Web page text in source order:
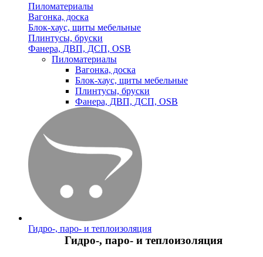
Пиломатериалы
Вагонка, доска
Блок-хаус, щиты мебельные
Плинтусы, бруски
Фанера, ДВП, ДСП, OSB
Пиломатериалы
Вагонка, доска
Блок-хаус, щиты мебельные
Плинтусы, бруски
Фанера, ДВП, ДСП, OSB
Гидро-, паро- и теплоизоляция
Гидро-, паро- и теплоизоляция